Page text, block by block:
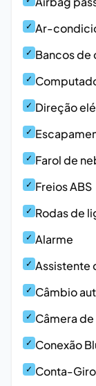
✓ Ar-
✓ Bancos de
✓
✓ Direção
✓
✓ Farol de
✓ Freios ABS
✓ Rodas de
✓ Alarme
✓ Assistente
✓ Câmbio
✓ Câmera de
✓ Conexão
✓ Conta-